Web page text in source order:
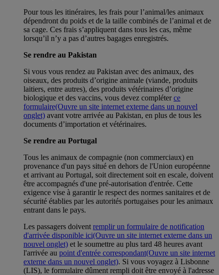
Pour tous les itinéraires, les frais pour l’animal/les animaux
dépendront du poids et de la taille combinés de l’animal et de
sa cage. Ces frais s’appliquent dans tous les cas, même
lorsqu’il n’y a pas d’autres bagages enregistrés.
Se rendre au Pakistan
Si vous vous rendez au Pakistan avec des animaux, des
oiseaux, des produits d’origine animale (viande, produits
laitiers, entre autres), des produits vétérinaires d’origine
biologique et des vaccins, vous devez compléterce
formulaire(Ouvre un site internet externe dans un nouvel
onglet) avant votre arrivée au Pakistan, en plus de tous les
documents d’importation et vétérinaires.
Se rendre au Portugal
Tous les animaux de compagnie (non commerciaux) en
provenance d'un pays situé en dehors de l'Union européenne
et arrivant au Portugal, soit directement soit en escale, doivent
être accompagnés d'une pré-autorisation d'entrée. Cette
exigence vise à garantir le respect des normes sanitaires et de
sécurité établies par les autorités portugaises pour les animaux
entrant dans le pays.
Les passagers doivent remplir un formulaire de notification
d'arrivée disponible ici(Ouvre un site internet externe dans un
nouvel onglet) et le soumettre au plus tard 48 heures avant
l'arrivée au point d'entrée correspondant(Ouvre un site internet
externe dans un nouvel onglet). Si vous voyagez à Lisbonne
(LIS), le formulaire dûment rempli doit être envoyé à l'adresse